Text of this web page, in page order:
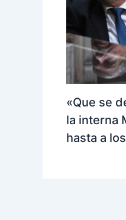
«Que se
la interna
hasta a